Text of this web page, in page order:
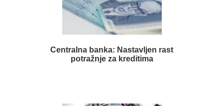
Centralna banka: Nastavljen rast
potražnje za kreditima